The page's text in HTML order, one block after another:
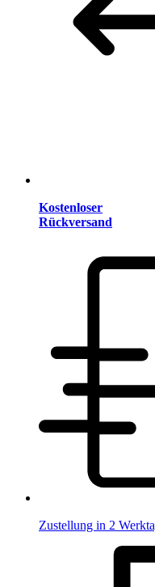
Kostenloser
Rückversand
Zustellung in 2